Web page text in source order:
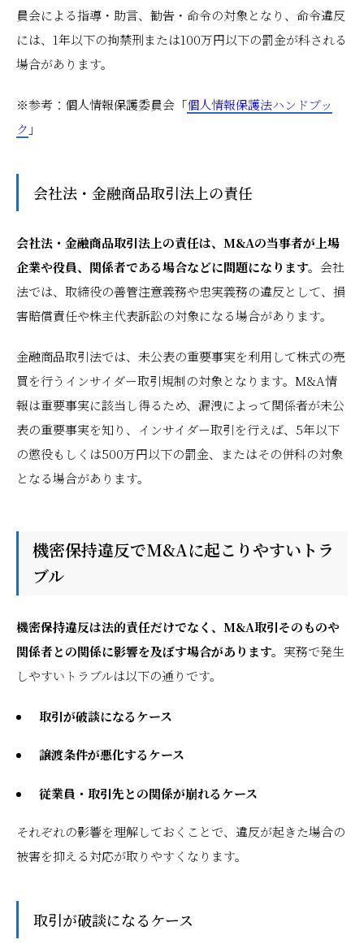
員会による指導・助言、勧告・命令の対象となり、命令違反
には、1年以下の拘禁刑または100万円以下の罰金が科される
場合があります。
※参考：個人情報保護委員会「個人情報保護法ハンドブッ
ク 」
会社法・金融商品取引法上の責任
会社法・金融商品取引法上の責任は、M&Aの当事者が上場
企業や役員、関係者である場合などに問題になります。 会社
法では、取締役の善管注意義務や忠実義務の違反として、損
害賠償責任や株主代表訴訟の対象になる場合があります。
金融商品取引法では、未公表の重要事実を利用して株式の売
買を行うインサイダー取引規制の対象となります。M&A情
報は重要事実に該当し得るため、漏洩によって関係者が未公
表の重要事実を知り、インサイダー取引を行えば、5年以下
の懲役もしくは500万円以下の罰金、またはその併科の対象
となる場合があります。
機密保持違反でM&Aに起こりやすいトラ
ブル
機密保持違反は法的責任だけでなく、M&A取引そのものや
関係者との関係に影響を及ぼす場合があります。 実務で発生
しやすいトラブルは以下の通りです。
取引が破談になるケース
譲渡条件が悪化するケース
従業員・取引先との関係が崩れるケース
それぞれの影響を理解しておくことで、違反が起きた場合の
被害を抑える対応が取りやすくなります。
取引が破談になるケース